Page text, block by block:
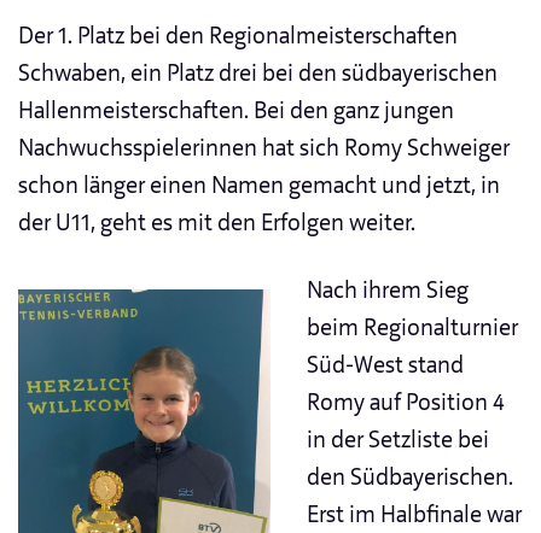
Der 1. Platz bei den Regionalmeisterschaften
Schwaben, ein Platz drei bei den südbayerischen
Hallenmeisterschaften. Bei den ganz jungen
Nachwuchsspielerinnen hat sich Romy Schweiger
schon länger einen Namen gemacht und jetzt, in
der U11, geht es mit den Erfolgen weiter.
Nach ihrem Sieg
beim Regionalturnier
Süd-West stand
Romy auf Position 4
in der Setzliste bei
den Südbayerischen.
Erst im Halbfinale war